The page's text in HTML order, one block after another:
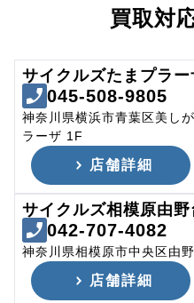
買取対
サイクルズたまプラ
045-508-9805
神奈川県横浜市青葉区美し
ラーザ 1F
店舗詳細
サイクルズ相模原由野
042-707-4082
神奈川県相模原市中央区由
店舗詳細